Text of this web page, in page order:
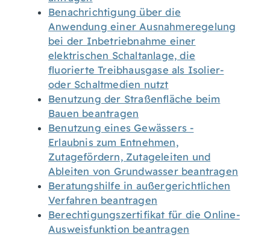
Benachrichtigung über die
Anwendung einer Ausnahmeregelung
bei der Inbetriebnahme einer
elektrischen Schaltanlage, die
fluorierte Treibhausgase als Isolier-
oder Schaltmedien nutzt
Benutzung der Straßenfläche beim
Bauen beantragen
Benutzung eines Gewässers -
Erlaubnis zum Entnehmen,
Zutagefördern, Zutageleiten und
Ableiten von Grundwasser beantragen
Beratungshilfe in außergerichtlichen
Verfahren beantragen
Berechtigungszertifikat für die Online-
Ausweisfunktion beantragen